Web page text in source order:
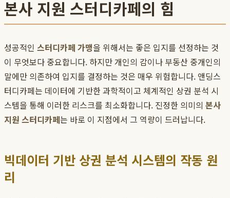
본사 지원 스터디카페의 힘
성공적인 스터디카페 가맹을 위해서는 좋은 입지를 선정하는 것
이 무엇보다 중요합니다. 하지만 개인의 감이나 부동산 중개인의
말에만 의존하여 입지를 결정하는 것은 매우 위험합니다. 앤딩스
터디카페는 데이터에 기반한 과학적이고 체계적인 상권 분석 시
스템을 통해 이러한 리스크를 최소화합니다. 진정한 의미의 본사
지원 스터디카페는 바로 이 지점에서 그 역량이 드러납니다.
빅데이터 기반 상권 분석 시스템의 작동 원
리